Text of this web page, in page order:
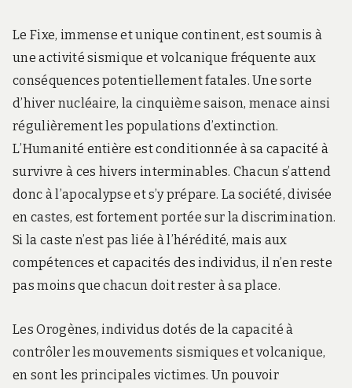
Le Fixe, immense et unique continent, est soumis à
une activité sismique et volcanique fréquente aux
conséquences potentiellement fatales. Une sorte
d’hiver nucléaire, la cinquième saison, menace ainsi
régulièrement les populations d’extinction.
L’Humanité entière est conditionnée à sa capacité à
survivre à ces hivers interminables. Chacun s’attend
donc à l’apocalypse et s’y prépare. La société, divisée
en castes, est fortement portée sur la discrimination.
Si la caste n’est pas liée à l’hérédité, mais aux
compétences et capacités des individus, il n’en reste
pas moins que chacun doit rester à sa place.
Les Orogènes, individus dotés de la capacité à
contrôler les mouvements sismiques et volcanique,
en sont les principales victimes. Un pouvoir